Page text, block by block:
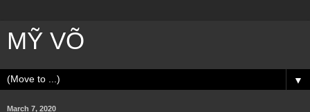
MỸ VÕ
▼
March 7, 2020